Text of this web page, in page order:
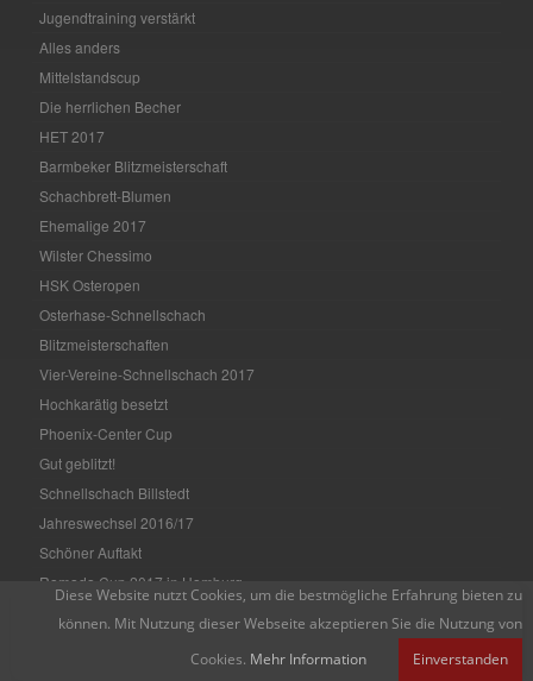
Jugendtraining verstärkt
Alles anders
Mittelstandscup
Die herrlichen Becher
HET 2017
Barmbeker Blitzmeisterschaft
Schachbrett-Blumen
Ehemalige 2017
Wilster Chessimo
HSK Osteropen
Osterhase-Schnellschach
Blitzmeisterschaften
Vier-Vereine-Schnellschach 2017
Hochkarätig besetzt
Phoenix-Center Cup
Gut geblitzt!
Schnellschach Billstedt
Jahreswechsel 2016/17
Schöner Auftakt
Ramada Cup 2017 in Hamburg
Diese Website nutzt Cookies, um die bestmögliche Erfahrung bieten zu
können. Mit Nutzung dieser Webseite akzeptieren Sie die Nutzung von
Cookies. Mehr Information Einverstanden